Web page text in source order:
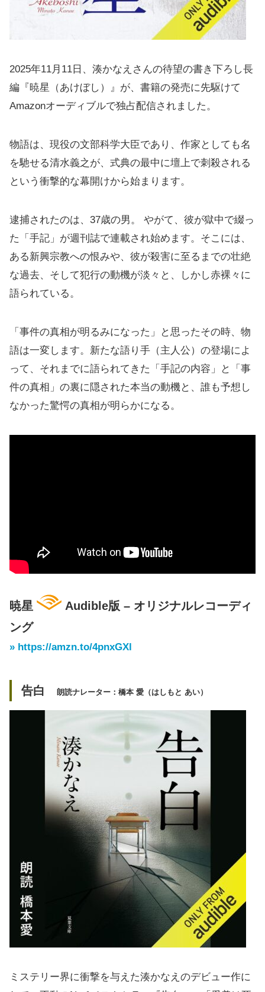
2025年11月11日、湊かなえさんの待望の書き下ろし長
編『暁星（あけぼし）』が、書籍の発売に先駆けて
Amazonオーディブルで独占配信されました。
物語は、現役の文部科学大臣であり、作家としても名
を馳せる清水義之が、式典の最中に壇上で刺殺される
という衝撃的な幕開けから始まります。
逮捕されたのは、37歳の男。 やがて、彼が獄中で綴っ
た「手記」が週刊誌で連載され始めます。そこには、
ある新興宗教への恨みや、彼が殺害に至るまでの壮絶
な過去、そして犯行の動機が淡々と、しかし赤裸々に
語られている。
「事件の真相が明るみになった」と思ったその時、物
語は一変します。新たな語り手（主人公）の登場によ
って、それまでに語られてきた「手記の内容」と「事
件の真相」の裏に隠された本当の動機と、誰も予想し
なかった驚愕の真相が明らかになる。
暁星
Audible版 – オリジナルレコーディ
ング
» https://amzn.to/4pnxGXl
告白 朗読ナレーター：橋本 愛（はしもと あい）
ミステリー界に衝撃を与えた湊かなえのデビュー作に